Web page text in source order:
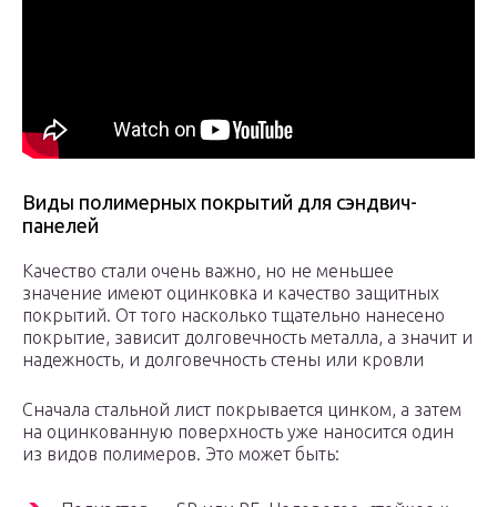
Виды полимерных покрытий для сэндвич-
панелей
Качество стали очень важно, но не меньшее
значение имеют оцинковка и качество защитных
покрытий. От того насколько тщательно нанесено
покрытие, зависит долговечность металла, а значит и
надежность, и долговечность стены или кровли
Сначала стальной лист покрывается цинком, а затем
на оцинкованную поверхность уже наносится один
из видов полимеров. Это может быть: